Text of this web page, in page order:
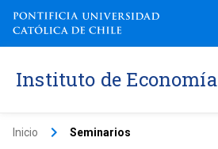
Instituto de Economía
Inicio keyboard_arrow_right Seminarios